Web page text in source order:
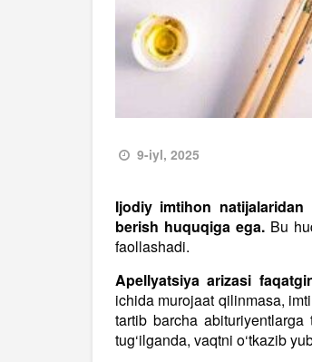
9-iyl, 2025
Ijodiy imtihon natijalaridan
berish huquqiga ega. Bu
faollashadi.
Apellyatsiya arizasi
ichida murojaat qilinmasa,
tartib barcha
tug‘ilganda, vaqtni o‘tkazib